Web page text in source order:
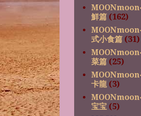
鮮篇 (162)
式小食篇 (31)
菜篇 (25)
卡龍 (3)
宝宝 (5)